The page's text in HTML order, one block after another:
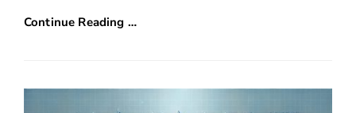
Continue Reading …